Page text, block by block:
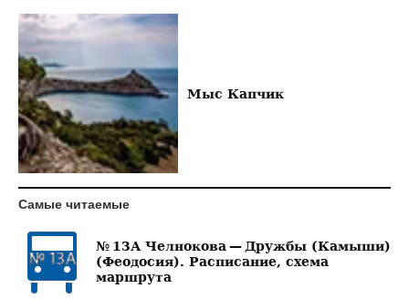
Мыс Капчик
Самые читаемые
№ 13А Челнокова — Дружбы (Камыши)
(Феодосия). Расписание, схема
маршрута